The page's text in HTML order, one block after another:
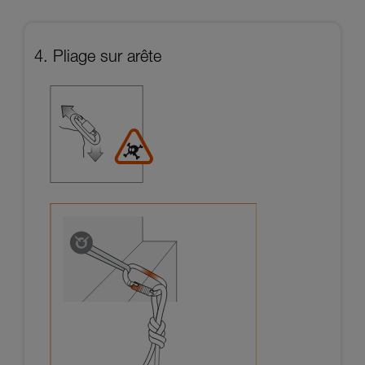
4. Pliage sur arête